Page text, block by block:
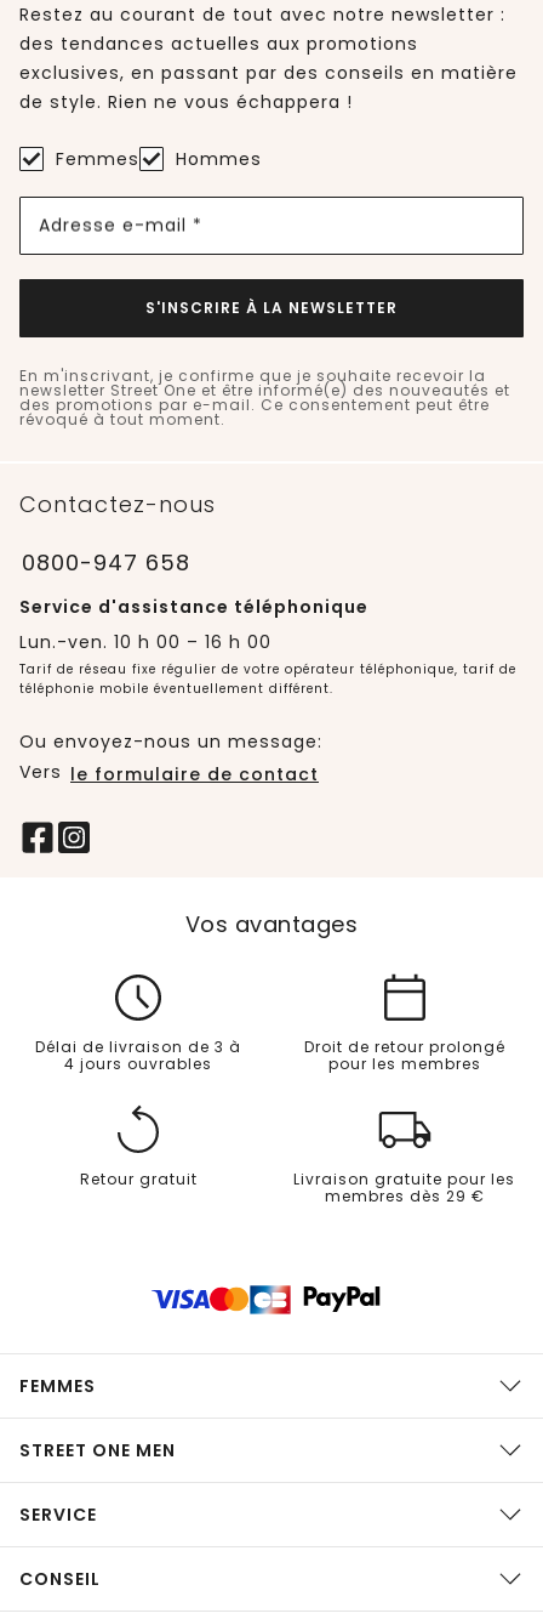
Restez au courant de tout avec notre newsletter :
des tendances actuelles aux promotions
exclusives, en passant par des conseils en matière
de style. Rien ne vous échappera !
Femmes Hommes
Adresse e-mail *
S'INSCRIRE À LA NEWSLETTER
En m'inscrivant, je confirme que je souhaite recevoir la
newsletter Street One et être informé(e) des nouveautés et
des promotions par e-mail. Ce consentement peut être
révoqué à tout moment.
Contactez-nous
0800-947 658
Service d'assistance téléphonique
Lun.-ven. 10 h 00 – 16 h 00
Tarif de réseau fixe régulier de votre opérateur téléphonique, tarif de
téléphonie mobile éventuellement différent.
Ou envoyez-nous un message:
Vers le formulaire de contact
Vos avantages
Délai de livraison de 3 à
4 jours ouvrables
Droit de retour prolongé
pour les membres
Retour gratuit
Livraison gratuite pour les
membres dès 29 €
FEMMES
STREET ONE MEN
SERVICE
CONSEIL